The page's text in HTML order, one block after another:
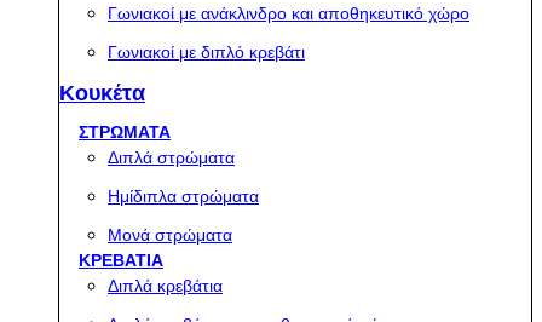
Γωνιακοί με ανάκλινδρο και αποθηκευτικό χώρο
Γωνιακοί με διπλό κρεβάτι
Κουκέτα
ΣΤΡΩΜΑΤΑ
Διπλά στρώματα
Ημίδιπλα στρώματα
Μονά στρώματα
ΚΡΕΒΑΤΙΑ
Διπλά κρεβάτια